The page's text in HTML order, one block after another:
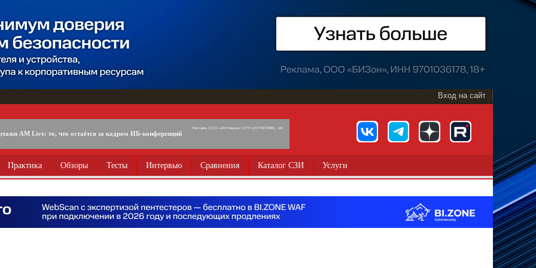
Вход на сайт
AM Live: то, что остаётся за кадром ИБ-конференций
Реклама. ООО «АМ Медиа» ОГРН 1077746725891, 18+
Практика Обзоры Тесты Интервью Сравнения Каталог СЗИ Услуги